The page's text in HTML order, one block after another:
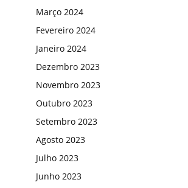
Março 2024
Fevereiro 2024
Janeiro 2024
Dezembro 2023
Novembro 2023
Outubro 2023
Setembro 2023
Agosto 2023
Julho 2023
Junho 2023